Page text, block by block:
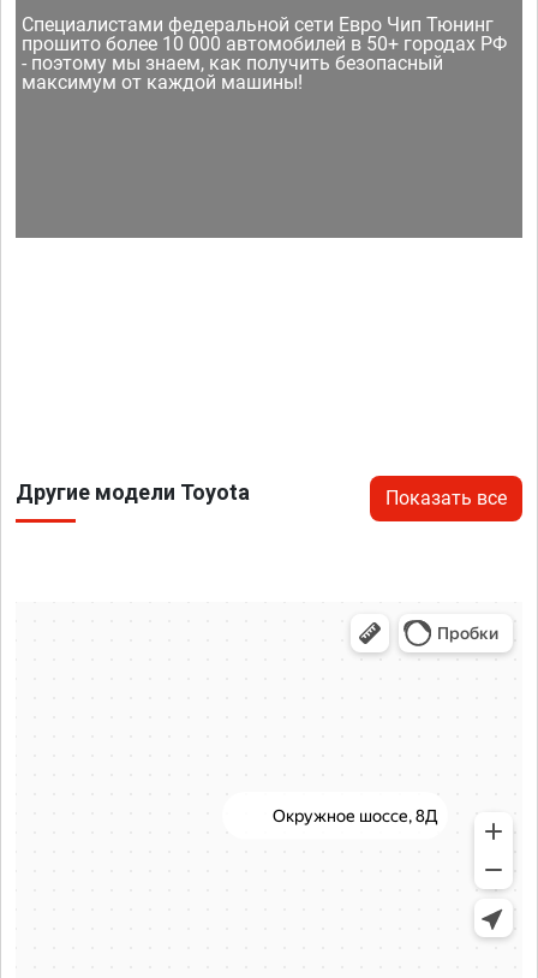
Специалистами федеральной сети Евро Чип Тюнинг
прошито более 10 000 автомобилей в 50+ городах РФ
- поэтому мы знаем, как получить безопасный
максимум от каждой машины!
Другие модели Toyota Показать все